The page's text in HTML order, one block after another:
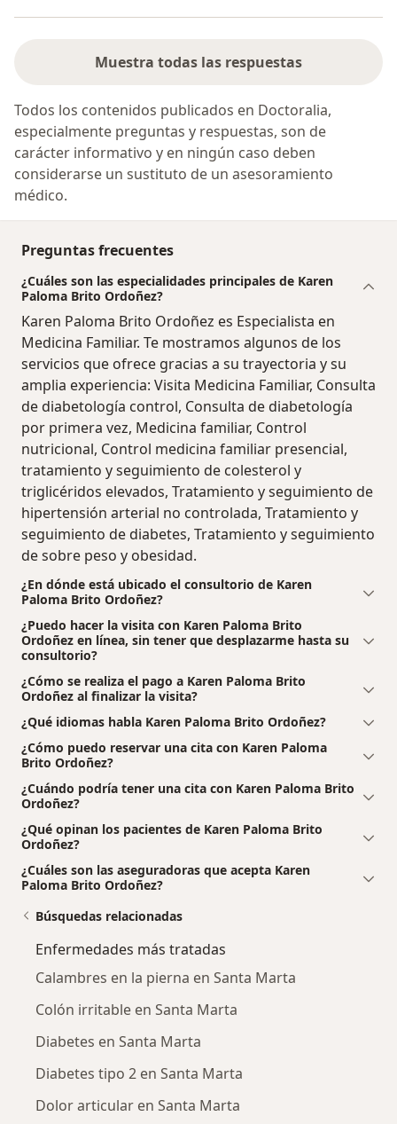
Muestra todas las respuestas
Todos los contenidos publicados en Doctoralia,
especialmente preguntas y respuestas, son de
carácter informativo y en ningún caso deben
considerarse un sustituto de un asesoramiento
médico.
Preguntas frecuentes
¿Cuáles son las especialidades principales de Karen
Paloma Brito Ordoñez?
Karen Paloma Brito Ordoñez es Especialista en
Medicina Familiar. Te mostramos algunos de los
servicios que ofrece gracias a su trayectoria y su
amplia experiencia: Visita Medicina Familiar, Consulta
de diabetología control, Consulta de diabetología
por primera vez, Medicina familiar, Control
nutricional, Control medicina familiar presencial,
tratamiento y seguimiento de colesterol y
triglicéridos elevados, Tratamiento y seguimiento de
hipertensión arterial no controlada, Tratamiento y
seguimiento de diabetes, Tratamiento y seguimiento
de sobre peso y obesidad.
¿En dónde está ubicado el consultorio de Karen
Paloma Brito Ordoñez?
¿Puedo hacer la visita con Karen Paloma Brito
Ordoñez en línea, sin tener que desplazarme hasta su
consultorio?
¿Cómo se realiza el pago a Karen Paloma Brito
Ordoñez al finalizar la visita?
¿Qué idiomas habla Karen Paloma Brito Ordoñez?
¿Cómo puedo reservar una cita con Karen Paloma
Brito Ordoñez?
¿Cuándo podría tener una cita con Karen Paloma Brito
Ordoñez?
¿Qué opinan los pacientes de Karen Paloma Brito
Ordoñez?
¿Cuáles son las aseguradoras que acepta Karen
Paloma Brito Ordoñez?
Búsquedas relacionadas
Enfermedades más tratadas
Calambres en la pierna en Santa Marta
Colón irritable en Santa Marta
Diabetes en Santa Marta
Diabetes tipo 2 en Santa Marta
Dolor articular en Santa Marta